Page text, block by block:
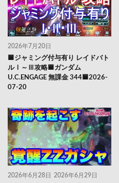
2026年7月20日
🟦ジャミング付与有り レイドバト
ルⅠ～Ⅲ攻略🟦ガンダム
U.C.ENGAGE 無課金 344🟦2026-
07-20
2026年6月28日 2026年6月29日